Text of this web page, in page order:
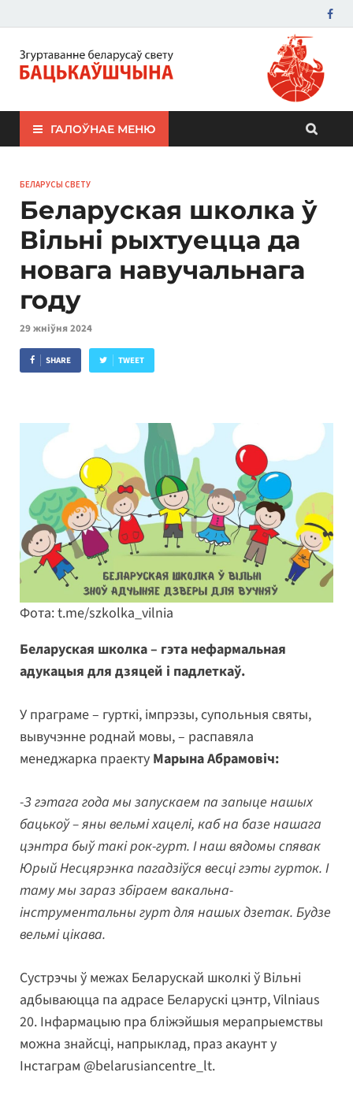
ЗБС "Бацькаўшчына"
ГАЛОЎНАЕ МЕНЮ
БЕЛАРУСЫ СВЕТУ
Беларуская школка ў
Вільні рыхтуецца да
новага навучальнага
году
29 жніўня 2024
SHARE TWEET
Фота: t.me/szkolka_vilnia
Беларуская школка – гэта нефармальная
адукацыя для дзяцей і падлеткаў.
У праграме – гурткі, імпрэзы, супольныя святы,
вывучэнне роднай мовы, – распавяла
менеджарка праекту Марына Абрамовіч:
-З гэтага года мы запускаем па запыце нашых
бацькоў – яны вельмі хацелі, каб на базе нашага
цэнтра быў такі рок-гурт. І наш вядомы спявак
Юрый Несцярэнка пагадзіўся весці гэты гурток. І
таму мы зараз збіраем вакальна-
інструментальны гурт для нашых дзетак. Будзе
вельмі цікава.
Сустрэчы ў межах Беларускай школкі ў Вільні
адбываюцца па адрасе Беларускі цэнтр, Vilniaus
20. Інфармацыю пра бліжэйшыя мерапрыемствы
можна знайсці, напрыклад, праз акаунт у
Інстаграм @belarusiancentre_lt.